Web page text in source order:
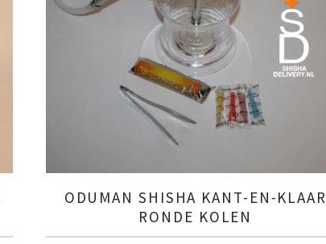
ODUMAN SHISHA KANT-EN-KLAAR
RONDE KOLEN